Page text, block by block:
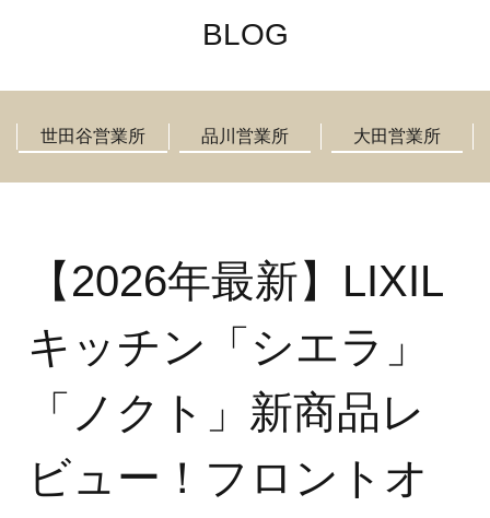
BLOG
世田谷営業所 品川営業所 大田営業所
【2026年最新】LIXIL
キッチン「シエラ」
「ノクト」新商品レ
ビュー！フロントオ